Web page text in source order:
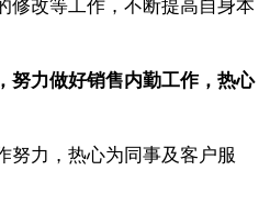
修改等工作，不断提高自身本
努力做好销售内勤工作，热心
力，热心为同事及客户服